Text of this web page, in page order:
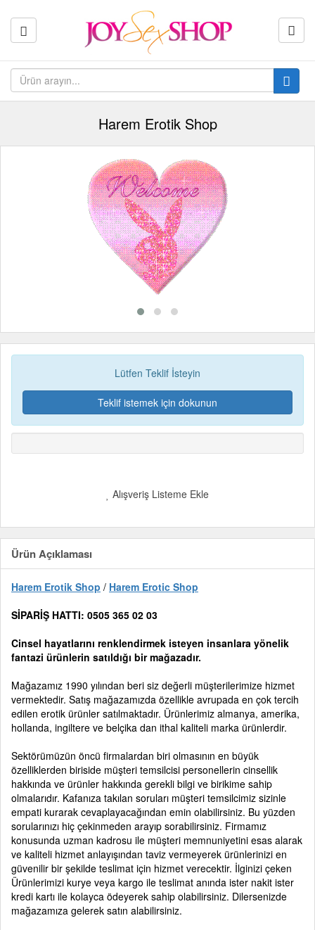
Harem Erotik Shop
Lütfen Teklif İsteyin
Teklif istemek için dokunun
Alışveriş Listeme Ekle
Ürün Açıklaması
Harem Erotik Shop / Harem Erotic Shop
SİPARİŞ HATTI: 0505 365 02 03
Cinsel hayatlarını renklendirmek isteyen insanlara yönelik
fantazi ürünlerin satıldığı bir mağazadır.
Mağazamız 1990 yılından beri siz değerli müşterilerimize hizmet
vermektedir. Satış mağazamızda özellikle avrupada en çok tercih
edilen erotik ürünler satılmaktadır. Ürünlerimiz almanya, amerika,
hollanda, ingiltere ve belçika dan ithal kaliteli marka ürünlerdir.
Sektörümüzün öncü firmalardan biri olmasının en büyük
özelliklerden biriside müşteri temsilcisi personellerin cinsellik
hakkında ve ürünler hakkında gerekli bilgi ve birikime sahip
olmalarıdır. Kafanıza takılan soruları müşteri temsilcimiz sizinle
empati kurarak cevaplayacağından emin olabilirsiniz. Bu yüzden
sorularınızı hiç çekinmeden arayıp sorabilirsiniz. Firmamız
konusunda uzman kadrosu ile müşteri memnuniyetini esas alarak
ve kaliteli hizmet anlayışından taviz vermeyerek ürünlerinizi en
güvenilir bir şekilde teslimat için hizmet verecektir. İlginizi çeken
Ürünlerimizi kurye veya kargo ile teslimat anında ister nakit ister
kredi kartı ile kolayca ödeyerek sahip olabilirsiniz. Dilersenizde
mağazamıza gelerek satın alabilirsiniz.